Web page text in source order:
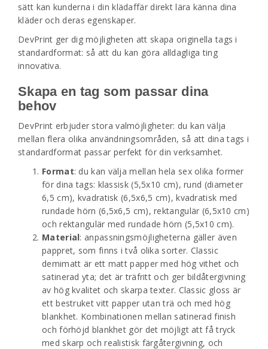
sätt kan kunderna i din klädaffär direkt lära känna dina
kläder och deras egenskaper.
DevPrint ger dig möjligheten att skapa originella tags i
standardformat: så att du kan göra alldagliga ting
innovativa.
Skapa en tag som passar dina
behov
DevPrint erbjuder stora valmöjligheter: du kan välja
mellan flera olika användningsområden, så att dina tags i
standardformat passar perfekt för din verksamhet.
Format: du kan välja mellan hela sex olika former
för dina tags: klassisk (5,5x10 cm), rund (diameter
6,5 cm), kvadratisk (6,5x6,5 cm), kvadratisk med
rundade hörn (6,5x6,5 cm), rektangulär (6,5x10 cm)
och rektangulär med rundade hörn (5,5x10 cm).
Material: anpassningsmöjligheterna gäller även
pappret, som finns i två olika sorter. Classic
demimatt är ett matt papper med hög vithet och
satinerad yta; det är träfritt och ger bildåtergivning
av hög kvalitet och skarpa texter. Classic gloss är
ett bestruket vitt papper utan trä och med hög
blankhet. Kombinationen mellan satinerad finish
och förhöjd blankhet gör det möjligt att få tryck
med skarp och realistisk färgåtergivning, och